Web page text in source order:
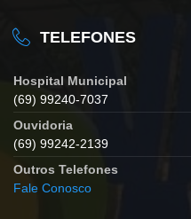
TELEFONES
Hospital Municipal
(69) 99240-7037
Ouvidoria
(69) 99242-2139
Outros Telefones
Fale Conosco